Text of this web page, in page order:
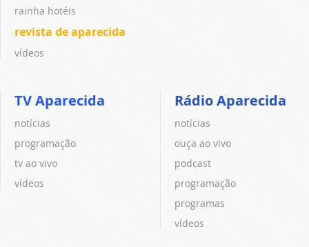
rainha hotéis
revista de aparecida
vídeos
TV Aparecida
notícias
programação
tv ao vivo
vídeos
Rádio Aparecida
notícias
ouça ao vivo
podcast
programação
programas
vídeos